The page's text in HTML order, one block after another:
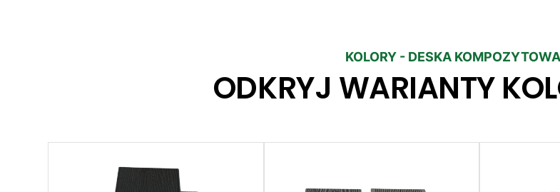
KOLORY - DESKA
ODKRYJ WARIANTY